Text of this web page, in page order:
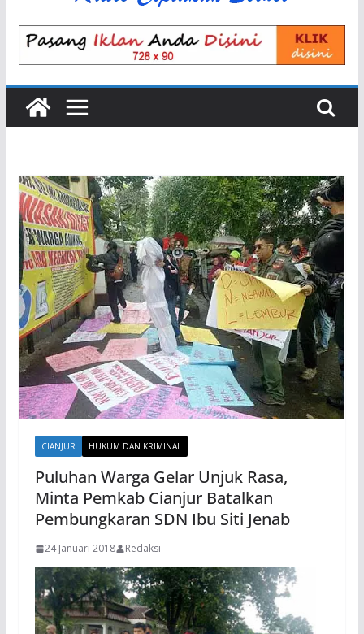
CIANJUR HUKUM DAN KRIMINAL
Puluhan Warga Gelar Unjuk Rasa,
Minta Pemkab Cianjur Batalkan
Pembungkaran SDN Ibu Siti Jenab
24 Januari 2018 Redaksi